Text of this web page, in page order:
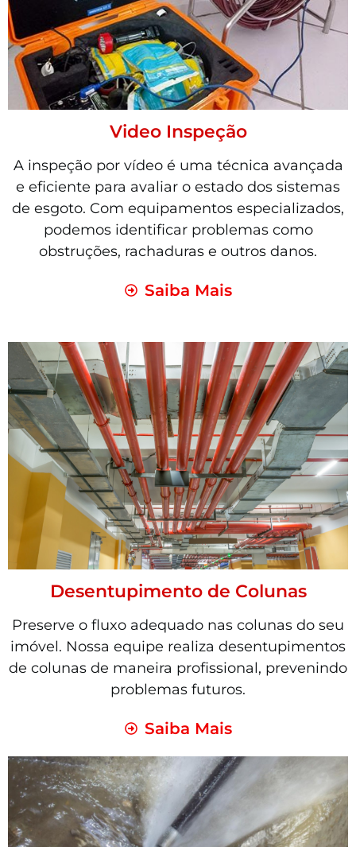
Video Inspeção
A inspeção por vídeo é uma técnica avançada
e eficiente para avaliar o estado dos sistemas
de esgoto. Com equipamentos especializados,
podemos identificar problemas como
obstruções, rachaduras e outros danos.
Saiba Mais
Desentupimento de Colunas
Preserve o fluxo adequado nas colunas do seu
imóvel. Nossa equipe realiza desentupimentos
de colunas de maneira profissional, prevenindo
problemas futuros.
Saiba Mais